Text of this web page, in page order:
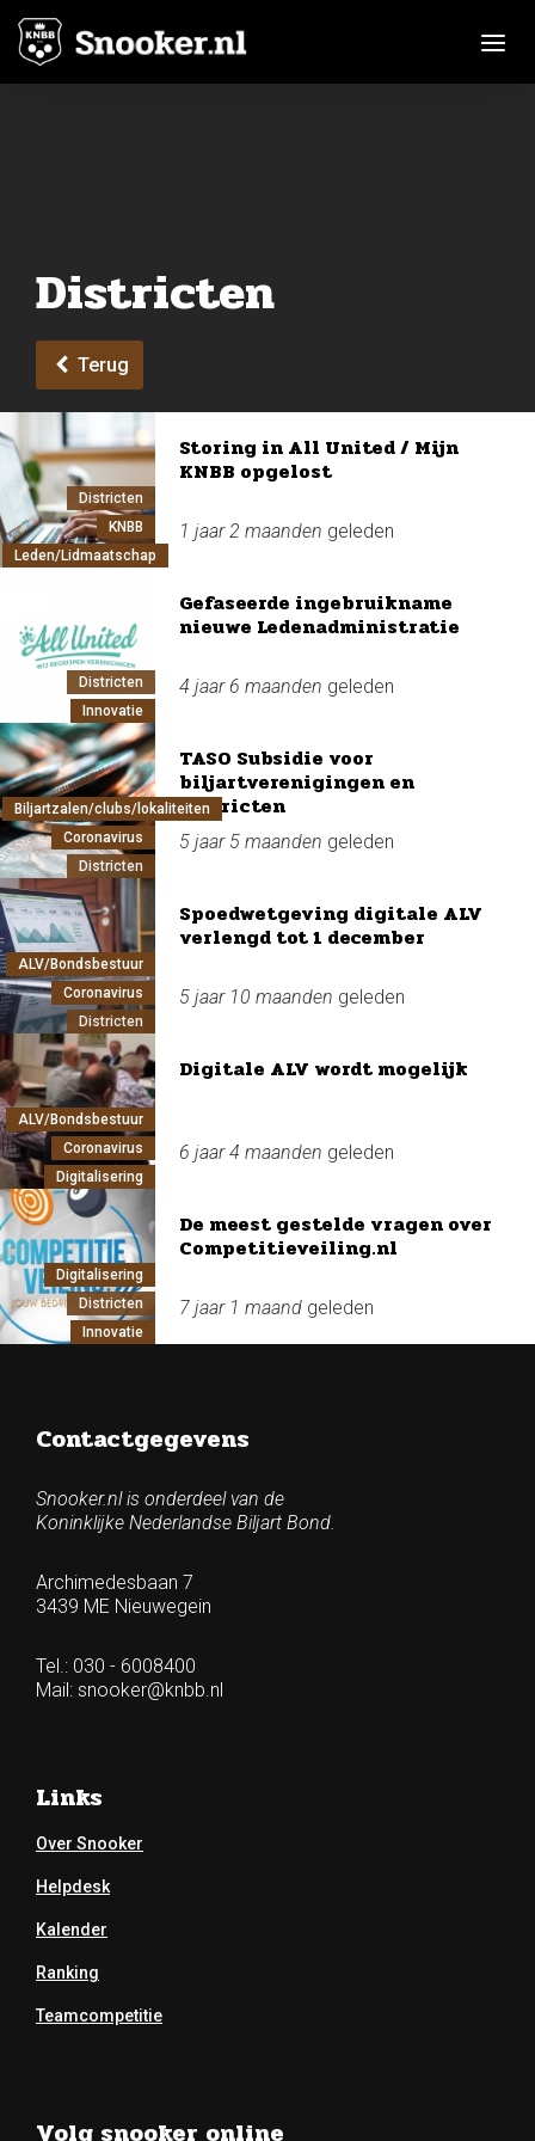
Districten
Terug
Districten
KNBB
Leden/Lidmaatschap
Storing in All United / Mijn
KNBB opgelost
1 jaar 2 maanden geleden
Districten
Innovatie
Gefaseerde ingebruikname
nieuwe Ledenadministratie
4 jaar 6 maanden geleden
Biljartzalen/clubs/lokaliteiten
Coronavirus
Districten
TASO Subsidie voor
biljartverenigingen en
districten
5 jaar 5 maanden geleden
ALV/Bondsbestuur
Coronavirus
Districten
Spoedwetgeving digitale ALV
verlengd tot 1 december
5 jaar 10 maanden geleden
ALV/Bondsbestuur
Coronavirus
Digitalisering
Digitale ALV wordt mogelijk
6 jaar 4 maanden geleden
Digitalisering
Districten
Innovatie
De meest gestelde vragen over
Competitieveiling.nl
7 jaar 1 maand geleden
Contactgegevens
Snooker.nl is onderdeel van de
Koninklijke Nederlandse Biljart Bond.
Archimedesbaan 7
3439 ME Nieuwegein
Tel.: 030 - 6008400
Mail: snooker@knbb.nl
Links
Over Snooker
Helpdesk
Kalender
Ranking
Teamcompetitie
Volg snooker online